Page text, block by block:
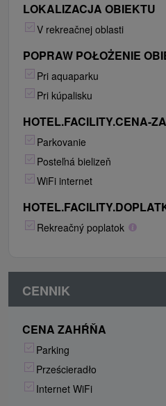
LOKALIZACJA OBIEKTU
V rekreačnej oblasti
POPRAW POŁOŻENIE
Pri aquaparku
Pri kúpalisku
HOTEL.FACILITY.CENA-
Parkovanie
Posteľná bielizeň
WiFi internet
Rekreačný poplatok
CENNIK
CENA ZAHŔŇA
Parking
Prześcieradło
Internet WiFi